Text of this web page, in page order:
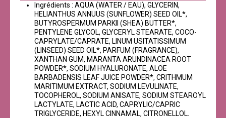
Ingrédients : AQUA (WATER / EAU), GLYCERIN,
HELIANTHUS ANNUUS (SUNFLOWER) SEED OIL*,
BUTYROSPERMUM PARKII (SHEA) BUTTER*,
PENTYLENE GLYCOL, GLYCERYL STEARATE, COCO-
CAPRYLATE/CAPRATE, LINUM USITATISSIMUM
(LINSEED) SEED OIL*, PARFUM (FRAGRANCE),
XANTHAN GUM, MARANTA ARUNDINACEA ROOT
POWDER*, SODIUM HYALURONATE, ALOE
BARBADENSIS LEAF JUICE POWDER*, CRITHMUM
MARITIMUM EXTRACT, SODIUM LEVULINATE,
TOCOPHEROL, SODIUM ANISATE, SODIUM STEAROYL
LACTYLATE, LACTIC ACID, CAPRYLIC/CAPRIC
TRIGLYCERIDE, HEXYL CINNAMAL, CITRONELLOL.